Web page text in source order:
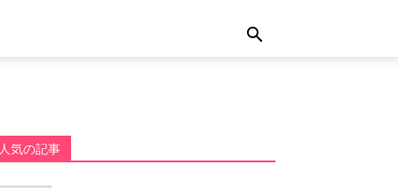
人気の記事